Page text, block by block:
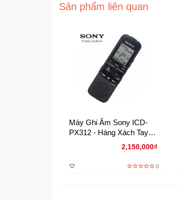
Sản phẩm liên quan
Máy Ghi Âm Sony ICD-
PX312 - Hàng Xách Tay
2,150,000₫
0